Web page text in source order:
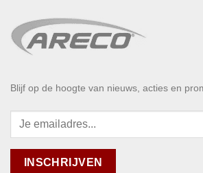
Blijf op de hoogte van nieuws, acties en